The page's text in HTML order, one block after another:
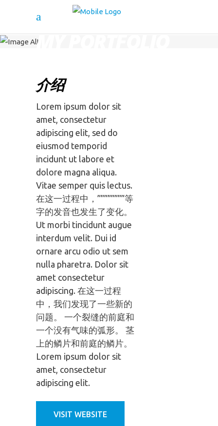
MY PORTFOLIO
介绍
Lorem ipsum dolor sit
amet, consectetur
adipiscing elit, sed do
eiusmod temporid
incidunt ut labore et
dolore magna aliqua.
Vitae semper quis lectus.
在这一过程中，””””””””等
字的发音也发生了变化。
Ut morbi tincidunt augue
interdum velit. Dui id
ornare arcu odio ut sem
nulla pharetra. Dolor sit
amet consectetur
adipiscing. 在这一过程
中，我们发现了一些新的
问题。 一个裂缝的前庭和
一个没有气味的弧形。 茎
上的鳞片和前庭的鳞片。
Lorem ipsum dolor sit
amet, consectetur
adipiscing elit.
VISIT WEBSITE